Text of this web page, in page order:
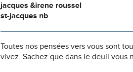
jacques &irene roussel
st-jacques nb
Toutes nos pensées vers vous sont
vivez. Sachez que dans le deuil vous